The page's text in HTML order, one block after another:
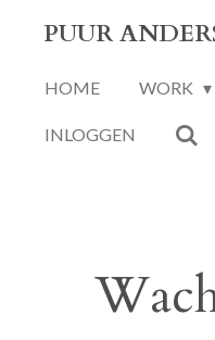
naar
PUUR
HOME WORK
INLOGGEN